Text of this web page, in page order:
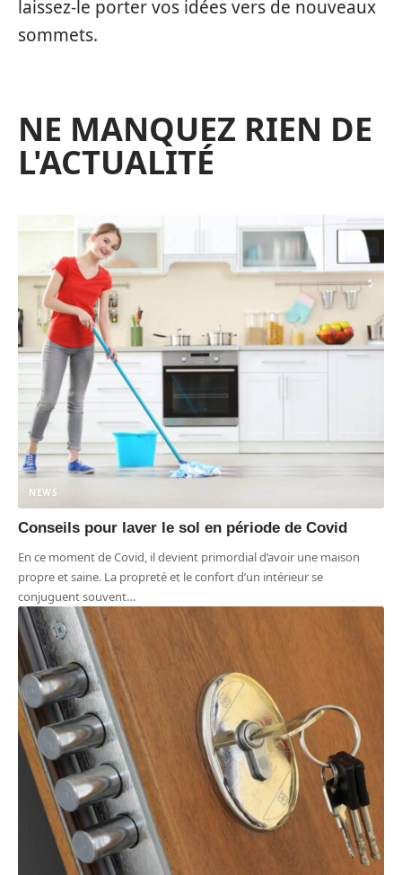
laissez-le porter vos idées vers de nouveaux
sommets.
NE MANQUEZ RIEN DE
L'ACTUALITÉ
NEWS
Conseils pour laver le sol en période de Covid
En ce moment de Covid, il devient primordial d’avoir une maison
propre et saine. La propreté et le confort d’un intérieur se
conjuguent souvent…